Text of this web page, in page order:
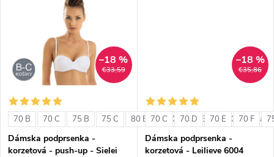
t
o
v
t
o
v
€33,59
–18 %
70 B 70 C 75 B 75 C 80 B 80 C 85 B 85 C +
Dámska podprsenka -
korzetová - push-up - Sielei
€35,86
–18 %
70 C 70 D 70 E 70 F
Dámska podprsenka -
korzetová - Leilieve 6004